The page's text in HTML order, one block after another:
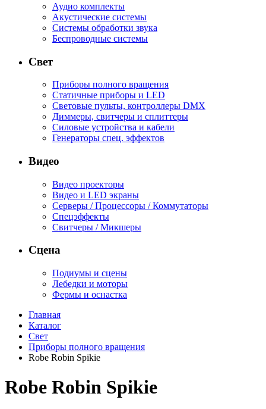
Аудио комплекты
Акустические системы
Системы обработки звука
Беспроводные системы
Свет
Приборы полного вращения
Статичные приборы и LED
Световые пульты, контроллеры DMX
Диммеры, свитчеры и сплиттеры
Силовые устройства и кабели
Генераторы спец. эффектов
Видео
Видео проекторы
Видео и LED экраны
Серверы / Процессоры / Коммутаторы
Спецэффекты
Свитчеры / Микшеры
Сцена
Подиумы и сцены
Лебедки и моторы
Фермы и оснастка
Главная
Каталог
Свет
Приборы полного вращения
Robe Robin Spikie
Robe Robin Spikie